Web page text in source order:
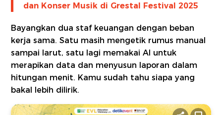
dan Konser Musik di Grestal Festival 2025
Bayangkan dua staf keuangan dengan beban
kerja sama. Satu masih mengetik rumus manual
sampai larut, satu lagi memakai AI untuk
merapikan data dan menyusun laporan dalam
hitungan menit. Kamu sudah tahu siapa yang
bakal lebih dilirik.